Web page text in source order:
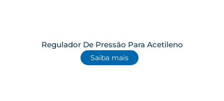
Regulador De Pressão Para Acetileno
Saiba mais